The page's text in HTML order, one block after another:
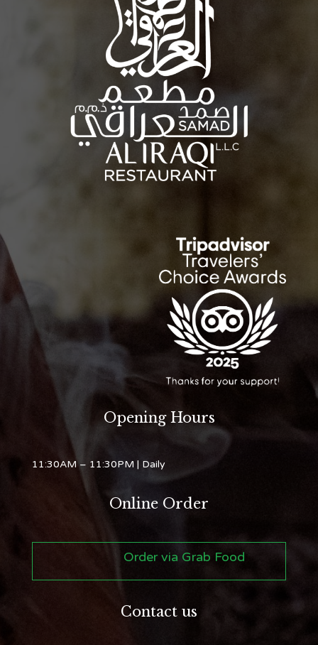
Opening Hours
11:30AM – 11:30PM | Daily
Online Order
Order via Grab Food
Contact us